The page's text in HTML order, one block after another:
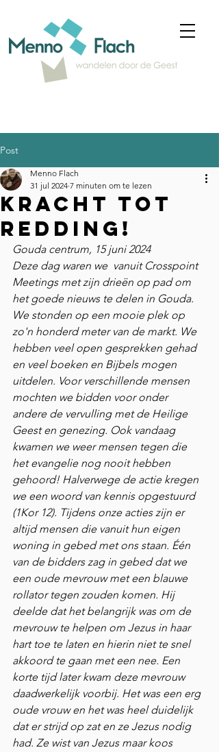
Post
Kracht tot
redding!
Menno Flach
31 jul 2024 7 minuten om te lezen
Gouda centrum, 15 juni 2024
Deze dag waren we  vanuit Crosspoint
Meetings met zijn drieën op pad om
het goede nieuws te delen in Gouda.
We stonden op een mooie plek op
zo'n honderd meter van de markt. We
hebben veel open gesprekken gehad
en veel boeken en Bijbels mogen
uitdelen. Voor verschillende mensen
mochten we bidden voor onder
andere de vervulling met de Heilige
Geest en genezing. Ook vandaag
kwamen we weer mensen tegen die
het evangelie nog nooit hebben
gehoord! Halverwege de actie kregen
we een woord van kennis opgestuurd
(1Kor 12). Tijdens onze acties zijn er
altijd mensen die vanuit hun eigen
woning in gebed met ons staan. Één
van de bidders zag in gebed dat we
een oude mevrouw met een blauwe
rollator tegen zouden komen. Hij
deelde dat het belangrijk was om de
mevrouw te helpen om Jezus in haar
hart toe te laten en hierin niet te snel
akkoord te gaan met een nee. Een
korte tijd later kwam deze mevrouw
daadwerkelijk voorbij. Het was een erg
oude vrouw en het was heel duidelijk
dat er strijd op zat en ze Jezus nodig
had. Ze wist van Jezus maar koos